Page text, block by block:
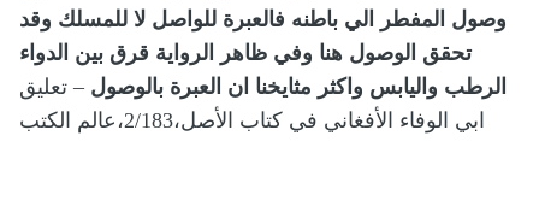
وصول المفطر الي باطنه فالعبرة للواصل لا للمسلك وقد
تحقق الوصول هنا وفي ظاهر الرواية قرق بين الدواء
الرطب واليابس واكثر مثايخنا ان العبرة بالوصول – تعليق
ابي الوفاء الأفغاني في كتاب الأصل،2/183،عالم الكتب